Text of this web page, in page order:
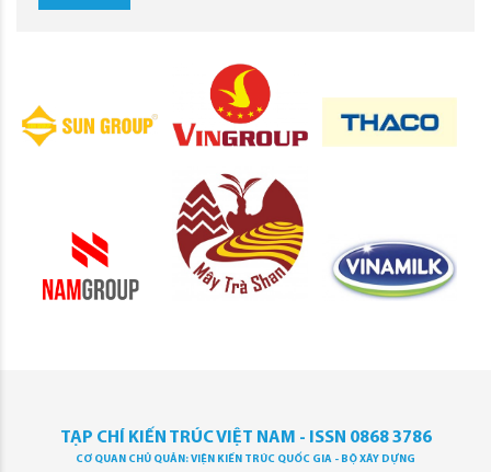
TẠP CHÍ KIẾN TRÚC VIỆT NAM - ISSN 0868 3786
CƠ QUAN CHỦ QUẢN: VIỆN KIẾN TRÚC QUỐC GIA - BỘ XÂY DỰNG